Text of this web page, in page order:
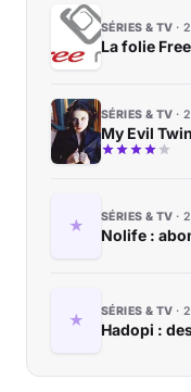
SÉRIES & TV
La folie
SÉRIES & TV
My Evil Twin
SÉRIES & TV
Nolife :
SÉRIES & TV
Hadopi :